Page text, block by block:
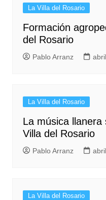
La Villa del Rosario
Formación
del Rosario
Pablo Arranz
La Villa del Rosario
La música
Villa del Rosario
Pablo Arranz
La Villa del Rosario